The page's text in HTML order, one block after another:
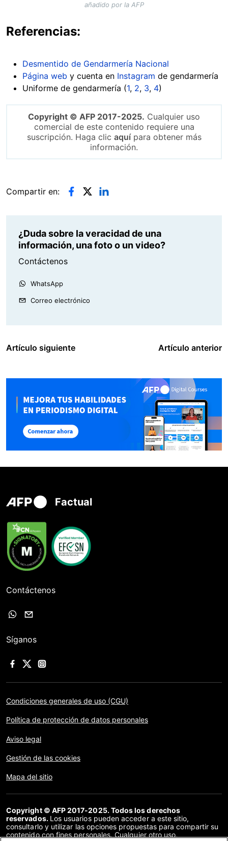
añadido por la AFP
Referencias:
Desmentido de Gendarmería Nacional
Página web y cuenta en Instagram de gendarmería
Uniforme de gendarmería (1, 2, 3, 4)
Copyright © AFP 2017-2025. Cualquier uso
comercial de este contenido requiere una
suscripción. Haga clic aquípara obtener más
información.
Compartir en:
¿Duda sobre la veracidad de una
información, una foto o un video?
Contáctenos
WhatsApp
Correo electrónico
Artículo siguiente Artículo anterior
Factual
Contáctenos
Síganos
Condiciones generales de uso (CGU)
Política de protección de datos personales
Aviso legal
Gestión de las cookies
Mapa del sitio
Copyright © AFP 2017-2025. Todos los derechos
reservados. Los usuarios pueden acceder a este sitio,
consultarlo y utilizar las opciones propuestas para compartir su
contenido con fines personales. Cualquier otro uso,